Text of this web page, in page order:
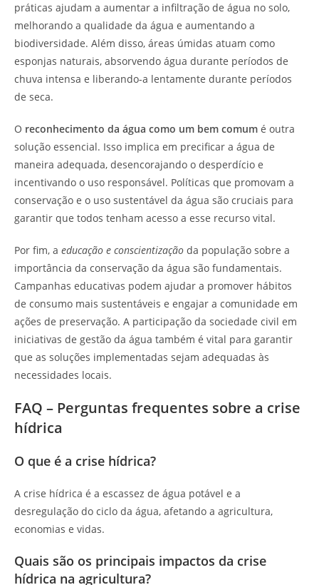
práticas ajudam a aumentar a infiltração de água no solo,
melhorando a qualidade da água e aumentando a
biodiversidade. Além disso, áreas úmidas atuam como
esponjas naturais, absorvendo água durante períodos de
chuva intensa e liberando-a lentamente durante períodos
de seca.
O reconhecimento da água como um bem comum é outra
solução essencial. Isso implica em precificar a água de
maneira adequada, desencorajando o desperdício e
incentivando o uso responsável. Políticas que promovam a
conservação e o uso sustentável da água são cruciais para
garantir que todos tenham acesso a esse recurso vital.
Por fim, a educação e conscientização da população sobre a
importância da conservação da água são fundamentais.
Campanhas educativas podem ajudar a promover hábitos
de consumo mais sustentáveis e engajar a comunidade em
ações de preservação. A participação da sociedade civil em
iniciativas de gestão da água também é vital para garantir
que as soluções implementadas sejam adequadas às
necessidades locais.
FAQ – Perguntas frequentes sobre a crise
hídrica
O que é a crise hídrica?
A crise hídrica é a escassez de água potável e a
desregulação do ciclo da água, afetando a agricultura,
economias e vidas.
Quais são os principais impactos da crise
hídrica na agricultura?